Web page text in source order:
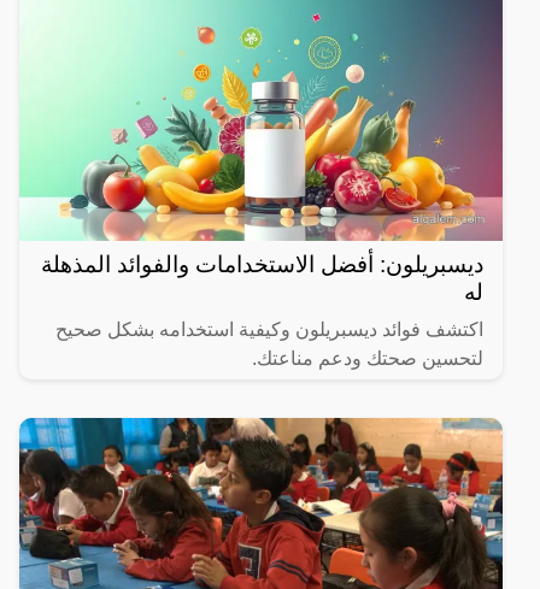
ديسبريلون: أفضل الاستخدامات والفوائد المذهلة
له
اكتشف فوائد ديسبريلون وكيفية استخدامه بشكل صحيح
لتحسين صحتك ودعم مناعتك.